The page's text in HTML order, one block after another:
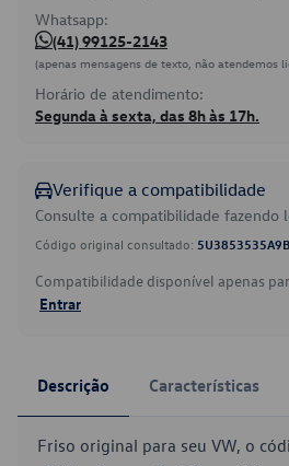
Whatsapp:
(41) 99125-2143
(apenas mensagens de texto, não atendemos
Horário de atendimento:
Segunda à sexta, das 8h às 17h.
Verifique a compatibilidade
Consulte a compatibilidade fazendo
Código original consultado:
Compatibilidade disponível apenas
Entrar
Descrição Características
Friso original para seu VW, o